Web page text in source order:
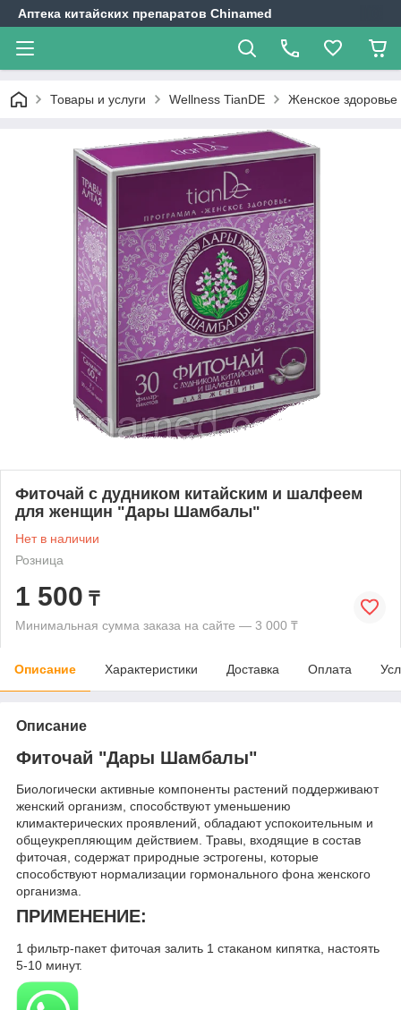
Аптека китайских препаратов Chinamed
Товары и услуги Wellness TianDE Женское здоровье
Фиточай с дудником китайским и шалфеем
для женщин "Дары Шамбалы"
Нет в наличии
Розница
1 500 ₸
Минимальная сумма заказа на сайте — 3 000 ₸
Описание Характеристики Доставка Оплата
Описание
Фиточай "Дары Шамбалы"
Биологически активные компоненты растений поддерживают
женский организм, способствуют уменьшению
климактерических проявлений, обладают успокоительным и
общеукрепляющим действием. Травы, входящие в состав
фиточая, содержат природные эстрогены, которые
способствуют нормализации гормонального фона женского
организма.
ПРИМЕНЕНИЕ:
1 фильтр-пакет фиточая залить 1 стаканом кипятка, настоять
5-10 минут.